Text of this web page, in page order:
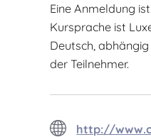
Eine Anmeldung
Kursprache ist
Deutsch,
der Teilnehmer.
http://